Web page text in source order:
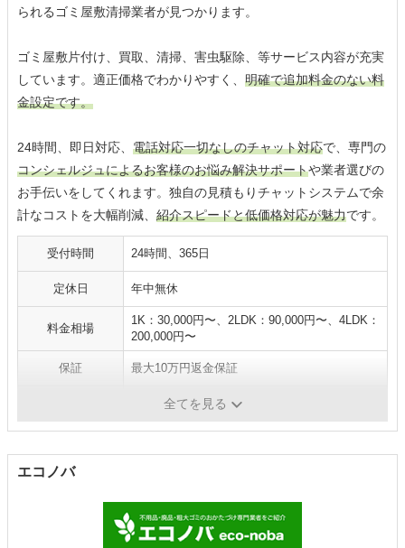
られるゴミ屋敷清掃業者が見つかります。
ゴミ屋敷片付け、買取、清掃、害虫駆除、等サービス内容が充実
しています。適正価格でわかりやすく、 明確で追加料金のない料
金設定です。
24時間、即日対応、 電話対応一切なしのチャット対応で、専門の
コンシェルジュによるお客様のお悩み解決サポートや業者選びの
お手伝いをしてくれます。独自の見積もりチャットシステムで余
計なコストを大幅削減、 紹介スピードと低価格対応が魅力です。
受付時間 24時間、365日
定休日 年中無休
料金相場
1K：30,000円〜、2LDK：90,000円〜、4LDK：
200,000円〜
保証 最大10万円返金保証
全てを見る
エコノバ